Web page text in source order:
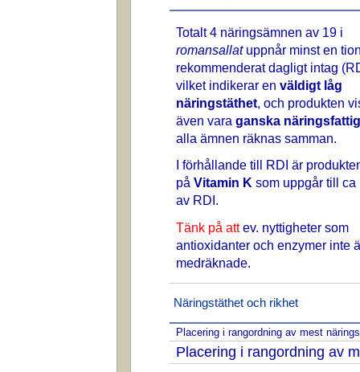
Totalt 4 näringsämnen av 19 i
romansallatuppnår minst en
rekommenderat dagligt intag
vilket indikerar en väldigt låg
näringstäthet, och produkten
även vara ganska näringsfattig
alla ämnen räknas samman.
I förhållande till RDI är
på Vitamin K som uppgår till ca
av RDI.
Tänk på attev. nyttigheter som
antioxidanter och enzymer inte
medräknade.
Näringstäthet och rikhet
Placering i rangordning av mest
Placering i rangordning av